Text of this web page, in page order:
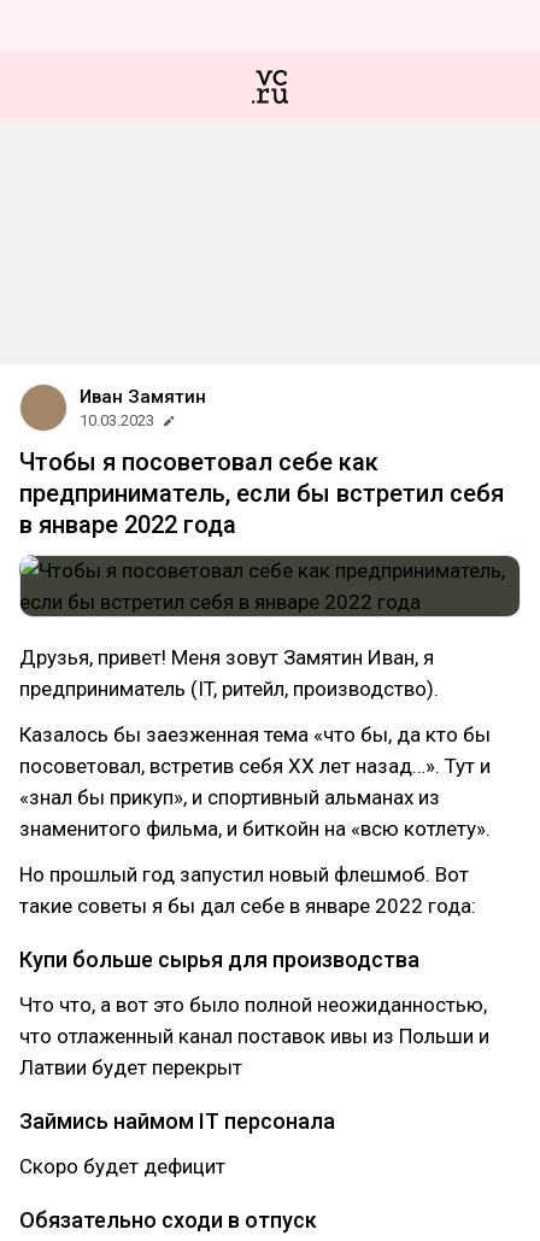
Иван Замятин
10.03.2023
Чтобы я посоветовал себе как
предприниматель, если бы встретил себя
в январе 2022 года
Друзья, привет! Меня зовут Замятин Иван, я
предприниматель (IT, ритейл, производство).
Казалось бы заезженная тема «что бы, да кто бы
посоветовал, встретив себя ХХ лет назад…». Тут и
«знал бы прикуп», и спортивный альманах из
знаменитого фильма, и биткойн на «всю котлету».
Но прошлый год запустил новый флешмоб. Вот
такие советы я бы дал себе в январе 2022 года:
Купи больше сырья для производства
Что что, а вот это было полной неожиданностью,
что отлаженный канал поставок ивы из Польши и
Латвии будет перекрыт
Займись наймом IT персонала
Скоро будет дефицит
Обязательно сходи в отпуск